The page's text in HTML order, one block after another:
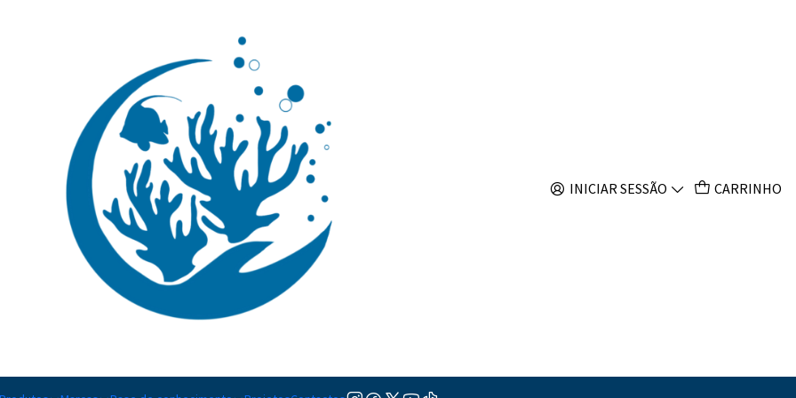
INICIAR SESSÃO CARRINHO
Fromia Elegans
Adicionar à lista de favoritos
Mostrar stock das localizações
DESCRIÇÃO
Nível de Cuidados:
Temperamento:
Compatível com Corais:Sim